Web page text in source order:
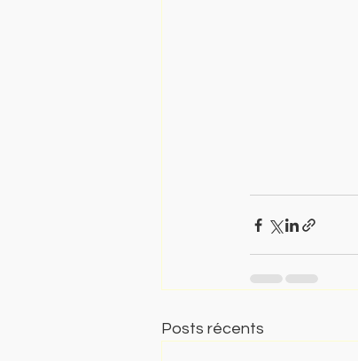
Posts récents